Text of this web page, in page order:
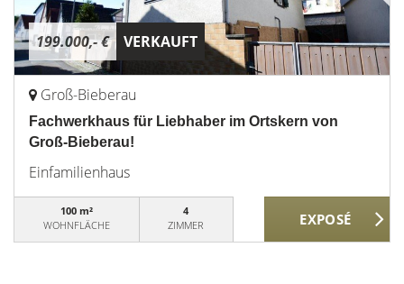
199.000,- € VERKAUFT
Groß-Bieberau
Fachwerkhaus für Liebhaber im Ortskern von
Groß-Bieberau!
Einfamilienhaus
100 m²
WOHNFLÄCHE
4
ZIMMER